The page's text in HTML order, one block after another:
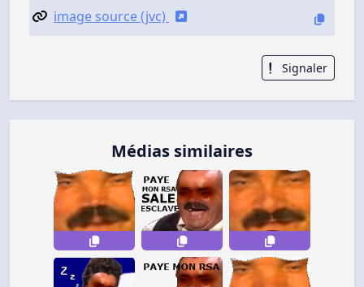
image source (jvc)
Signaler
Médias similaires